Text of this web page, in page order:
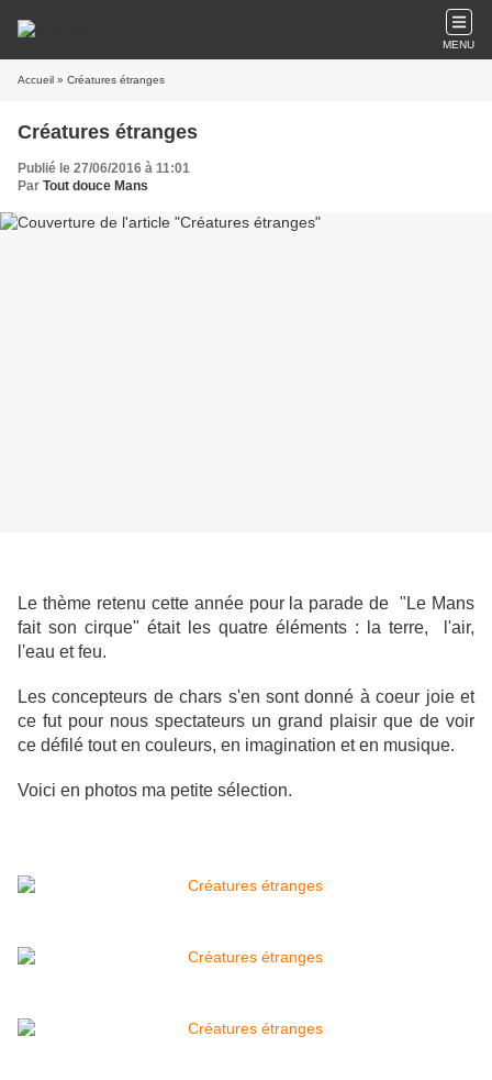
MENU
Accueil » Créatures étranges
Créatures étranges
Publié le 27/06/2016 à 11:01
Par Tout douce Mans
Le thème retenu cette année pour la parade de "Le Mans
fait son cirque" était les quatre éléments : la terre, l'air,
l'eau et feu.
Les concepteurs de chars s'en sont donné à coeur joie et
ce fut pour nous spectateurs un grand plaisir que de voir
ce défilé tout en couleurs, en imagination et en musique.
Voici en photos ma petite sélection.